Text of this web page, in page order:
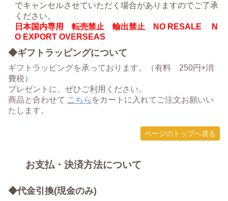
でキャンセルさせていただく場合がありますのでご了承
ください。
日本国内専用 転売禁止 輸出禁止 NO RESALE N
O EXPORT OVERSEAS
◆ギフトラッピングについて
ギフトラッピングを承っております。（有料 250円+消
費税）
プレゼントに、ぜひご利用ください。
商品と合わせて こちら をカートに入れてご注文お願いい
たします。
ページのトップへ戻る
お支払・決済方法について
◆代金引換(現金のみ)